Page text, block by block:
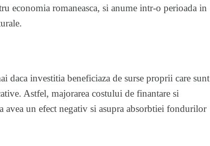
economia romaneasca, si anume intr-o perioada in
daca investitia beneficiaza de surse proprii care sunt
Astfel, majorarea costului de finantare si
un efect negativ si asupra absorbtiei fondurilor